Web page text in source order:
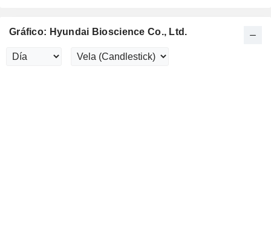
Gráfico: Hyundai Bioscience Co., Ltd.